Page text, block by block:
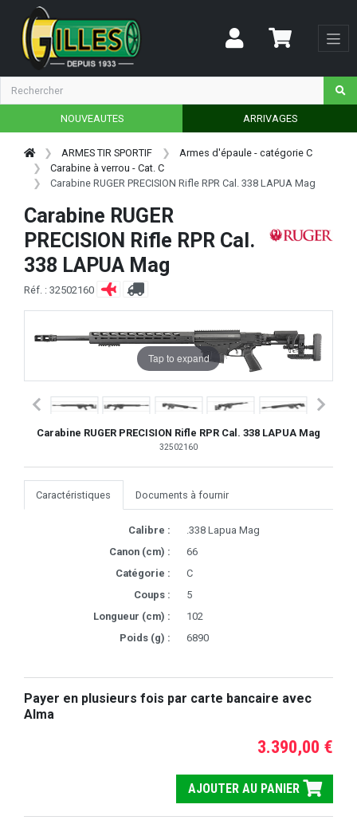
NOUVEAUTES ARRIVAGES
ARMES TIR SPORTIF
Armes d'épaule - catégorie C
Carabine à verrou - Cat. C
Carabine RUGER PRECISION Rifle RPR Cal. 338 LAPUA Mag
Carabine RUGER
PRECISION Rifle RPR Cal.
338 LAPUA Mag
Réf. : 32502160
Tap to expand
Carabine RUGER PRECISION Rifle RPR Cal. 338 LAPUA Mag
32502160
Caractéristiques Documents à fournir
Calibre :
.338 Lapua Mag
Canon (cm) :
66
Catégorie :
C
Coups :
5
Longueur (cm) :
102
Poids (g) :
6890
Payer en plusieurs fois par carte bancaire avec
Alma
3.390,00 €
AJOUTER AU PANIER